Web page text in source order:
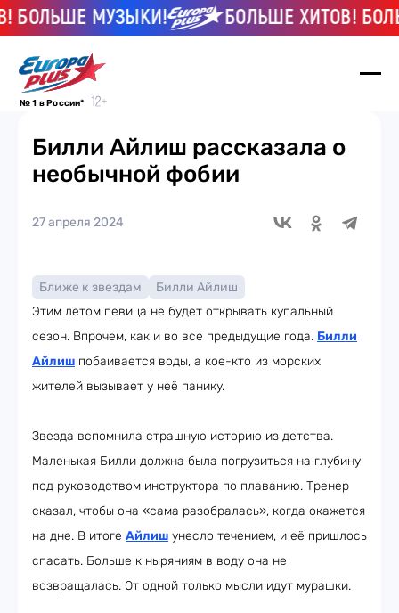
МУЗЫКИ! БОЛЬШЕ ХИТОВ!
№ 1 в России*
Билли Айлиш рассказала о
необычной фобии
27 апреля 2024
Ближе к звездам
Билли Айлиш
Этим летом певица не будет открывать купальный
сезон. Впрочем, как и во все предыдущие года. Билли
Айлиш побаивается воды, а кое-кто из морских
жителей вызывает у неё панику.
Звезда вспомнила страшную историю из детства.
Маленькая Билли должна была погрузиться на глубину
под руководством инструктора по плаванию. Тренер
сказал, чтобы она «сама разобралась», когда окажется
на дне. В итоге Айлиш унесло течением, и её пришлось
спасать. Больше к ныряниям в воду она не
возвращалась. От одной только мысли идут мурашки.